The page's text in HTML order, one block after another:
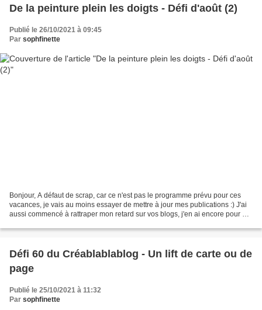
De la peinture plein les doigts - Défi d'août (2)
Publié le 26/10/2021 à 09:45
Par sophfinette
Bonjour, A défaut de scrap, car ce n'est pas le programme prévu pour ces
vacances, je vais au moins essayer de mettre à jour mes publications :) J'ai
aussi commencé à rattraper mon retard sur vos blogs, j'en ai encore pour un
Défi 60 du Créablablablog - Un lift de carte ou de
page
Publié le 25/10/2021 à 11:32
Par sophfinette